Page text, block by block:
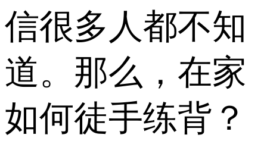
信很多人都不知
道。那么，在家
如何徒手练背？